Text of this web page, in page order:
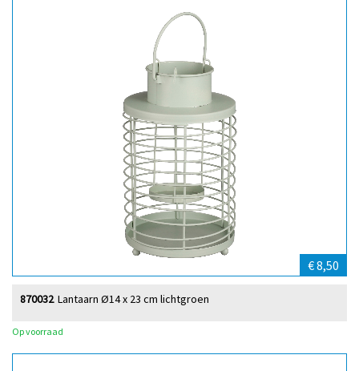
€ 8,50
Lantaarn Ø14 x 23 cm lichtgroen
870032
Op voorraad